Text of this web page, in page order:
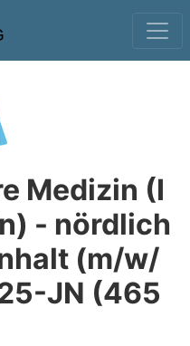
Medizin (I
- nördlich
(m/w/
JN (465